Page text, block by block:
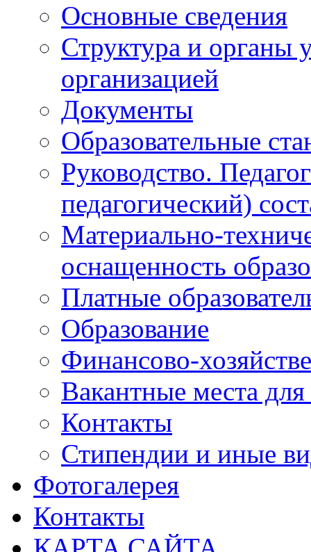
Основные сведения
Структура и органы
организацией
Документы
Образовательные
Руководство.
педагогический)
Материально-
оснащенность
Платные
Образование
Финансово-
Вакантные места
Контакты
Стипендии и иные
Фотогалерея
Контакты